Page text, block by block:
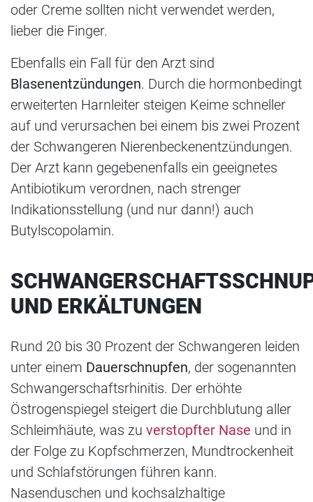
oder Creme sollten nicht verwendet werden,
lieber die Finger.
Ebenfalls ein Fall für den Arzt sind
Blasenentzündungen. Durch die hormonbedingt
erweiterten Harnleiter steigen Keime schneller
auf und verursachen bei einem bis zwei Prozent
der Schwangeren Nierenbeckenentzündungen.
Der Arzt kann gegebenenfalls ein geeignetes
Antibiotikum verordnen, nach strenger
Indikationsstellung (und nur dann!) auch
Butylscopolamin.
UND ERKÄLTUNGEN
Rund 20 bis 30 Prozent der Schwangeren leiden
unter einem Dauerschnupfen, der sogenannten
Schwangerschaftsrhinitis. Der erhöhte
Östrogenspiegel steigert die Durchblutung aller
Schleimhäute, was zu verstopfter Nase und in
der Folge zu Kopfschmerzen, Mundtrockenheit
und Schlafstörungen führen kann.
Nasenduschen und kochsalzhaltige